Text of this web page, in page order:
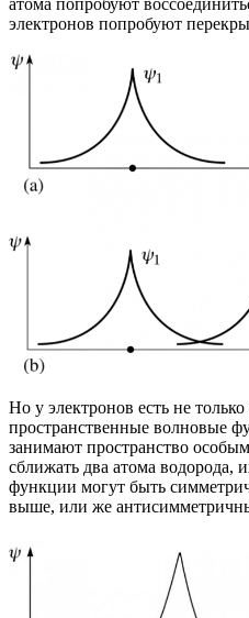
атома попробуют
электронов попробуют
Но у электронов есть не
пространственные волновые
занимают пространство
сближать два атома водорода,
функции могут быть
выше, или же